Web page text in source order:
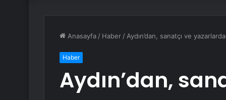
Anasayfa / Haber / Aydın’dan, sanatçı ve
Haber
Aydın’dan,